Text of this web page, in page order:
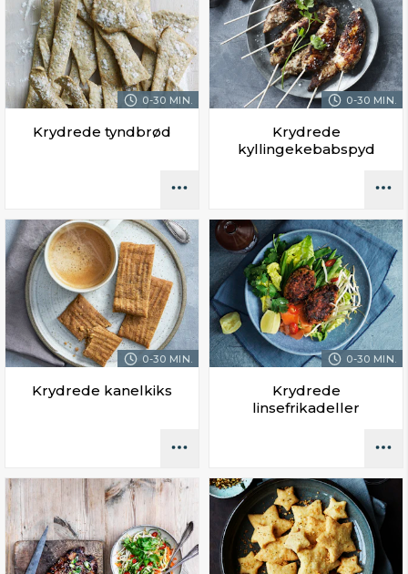
0-30 MIN.
Krydrede tyndbrød
0-30 MIN.
Krydrede
kyllingekebabspyd
0-30 MIN.
Krydrede kanelkiks
0-30 MIN.
Krydrede
linsefrikadeller